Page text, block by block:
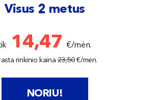
Visus 2 metus
14,47 €/mėn.
rinkinio kaina 23,50€/mėn.
NORIU!